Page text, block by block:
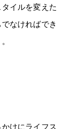
イルを変えた
なければでき
けにライフス